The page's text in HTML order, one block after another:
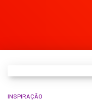
INSPIRAÇÃO